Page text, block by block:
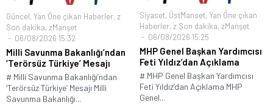
Güncel, Yan Öne çıkan Haberler, z
Son dakika, zManşet
06/08/2026 15:32
Milli Savunma Bakanlığı’ndan
‘Terörsüz Türkiye’ Mesajı
# Milli Savunma Bakanlığı’ndan
‘Terörsüz Türkiye’ Mesajı Milli
Savunma Bakanlığı...
Siyaset, ÜstManset, Yan Öne çıkan
Haberler, z Son dakika, zManşet
06/08/2026 15:25
MHP Genel Başkan Yardımcısı
Feti Yıldız’dan Açıklama
# MHP Genel Başkan Yardımcısı
Feti Yıldız’dan Açıklama MHP
Genel...